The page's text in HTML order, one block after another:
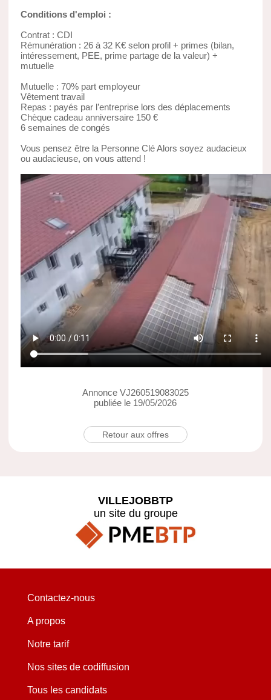
Conditions d'emploi :
Contrat : CDI
Rémunération : 26 à 32 K€ selon profil + primes (bilan,
intéressement, PEE, prime partage de la valeur) +
mutuelle
Mutuelle : 70% part employeur
Vêtement travail
Repas : payés par l’entreprise lors des déplacements
Chèque cadeau anniversaire 150 €
6 semaines de congés
Vous pensez être la Personne Clé Alors soyez audacieux
ou audacieuse, on vous attend !
Annonce VJ260519083025
publiée le 19/05/2026
Retour aux offres
VILLEJOBBTP
un site du groupe
Contactez-nous
A propos
Notre tarif
Nos sites de codiffusion
Tous les candidats